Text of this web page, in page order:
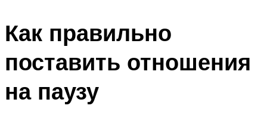
Как правильно
поставить отношения
на паузу